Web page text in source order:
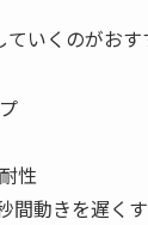
いくのがおす
性
間動きを遅く